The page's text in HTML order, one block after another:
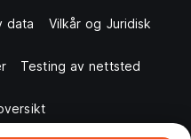
data Vilkår og Juridisk
Testing av nettsted